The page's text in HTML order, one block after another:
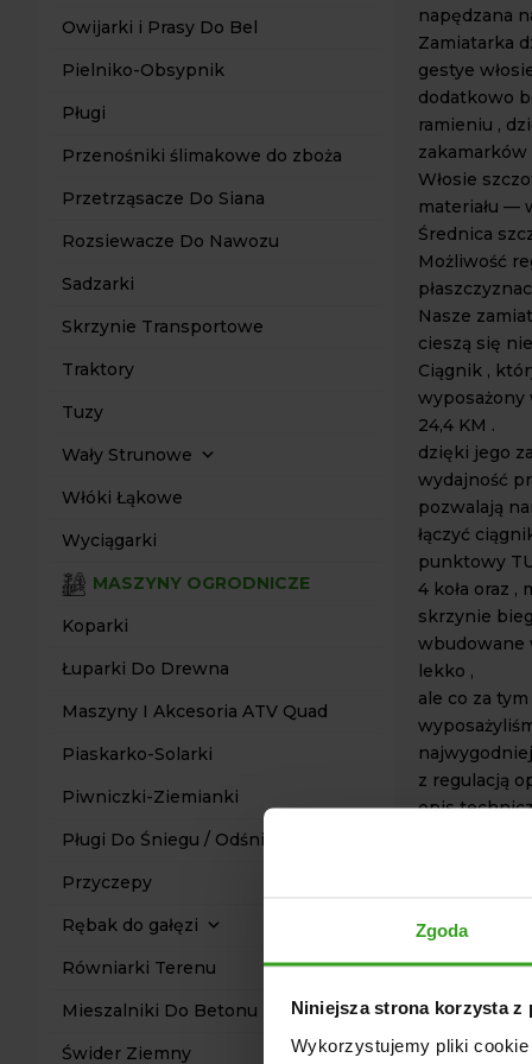
Zgoda
Niniejsza strona korzysta z
Wykorzystujemy pliki
Owijarki i Prasy Do Bel
Pielniko-Obsypnik
Pługi
Przenośniki ślimakowe do zboża
Przetrząsacze Do Siana
Rozsiewacze Do Nawozu
Sadzarki
Skrzynie Transportowe
Traktory
Tuzy
Wały Strunowe
Włóki Łąkowe
Wyciągarki
MASZYNY OGRODNICZE
Koparki
Łuparki Do Drewna
Maszyny I Akcesoria ATV Quad
Piaskarko-Solarki
Piwniczki-Ziemianki
Pługi Do Śniegu / Odśnieżarki
Przyczepy
Rębak do gałęzi
Równiarki Terenu
Mieszalniki Do Betonu
Świder Ziemny
napędzana
Zamiatarka
gestye
dodatkowo
ramieniu ,
zakamarków
Włosie
materiału —
Średnica
Możliwość
Nasze
cieszą się
Ciągnik ,
wyposażony
24,4 KM .
dzięki jego
wydajność
pozwalają
łączyć
punktowy
4 koła oraz ,
skrzynie
wbudowane
lekko ,
ale co za
z regulacją
opis
-
-
- napęd 4x4